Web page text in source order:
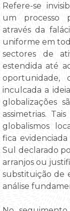
Refere-se
um processo
através da
uniforme em
sectores de
estendida até
oportunidade,
inculcada a
globalizações
assimetrias.
globalismos
fica
Sul declarado
arranjos ou
substituição de
análise